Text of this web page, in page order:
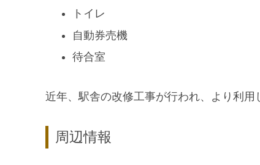
トイレ
自動券売機
待合室
近年、駅舎の改修工事が行われ、より利用
周辺情報